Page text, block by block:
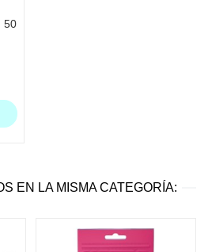
50
EN LA MISMA CATEGORÍA: